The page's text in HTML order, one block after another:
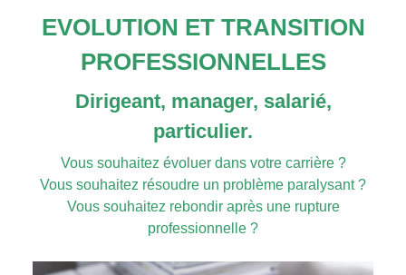
EVOLUTION ET TRANSITION
PROFESSIONNELLES
Dirigeant, manager, salarié,
particulier.
Vous souhaitez évoluer dans votre carrière ?
Vous souhaitez résoudre un problème paralysant ?
Vous souhaitez rebondir après une rupture
professionnelle ?